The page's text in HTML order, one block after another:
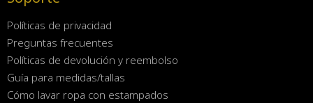
Políticas de privacidad
Preguntas frecuentes
Políticas de devolución y reembolso
Guía para medidas/tallas
Cómo lavar ropa con estampados